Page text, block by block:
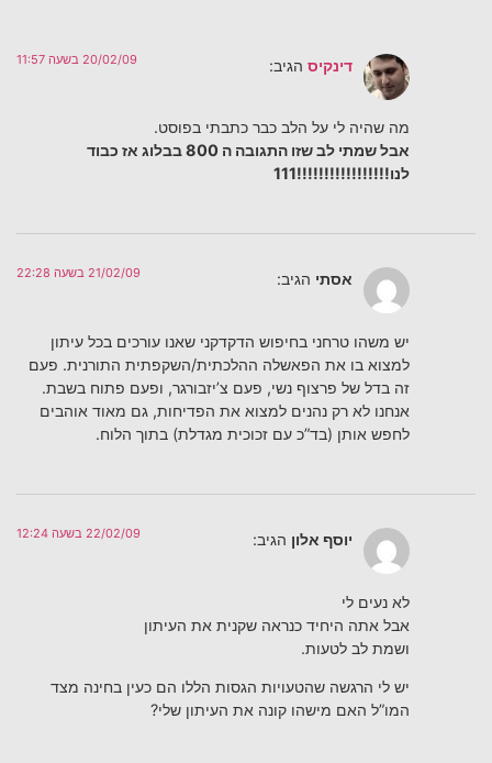
דינקיס הגיב: 20/02/09 בשעה 11:57
מה שהיה לי על הלב כבר כתבתי בפוסט.
אבל שמתי לב שזו התגובה ה 800 בבלוג אז כבוד
לנו!!!!!!!!!!!!!!!!!111
אסתי הגיב: 21/02/09 בשעה 22:28
יש משהו טרחני בחיפוש הדקדקני שאנו עורכים בכל עיתון
למצוא בו את הפאשלה ההלכתית/השקפתית התורנית. פעם
זה בדל של פרצוף נשי, פעם צ’יזבורגר, ופעם פתוח בשבת.
אנחנו לא רק נהנים למצוא את הפדיחות, גם מאוד אוהבים
לחפש אותן (בד”כ עם זכוכית מגדלת) בתוך הלוח.
יוסף אלון הגיב: 22/02/09 בשעה 12:24
לא נעים לי
אבל אתה היחיד כנראה שקנית את העיתון
ושמת לב לטעות.
יש לי הרגשה שהטעויות הגסות הללו הם כעין בחינה מצד
המו”ל האם מישהו קונה את העיתון שלי?